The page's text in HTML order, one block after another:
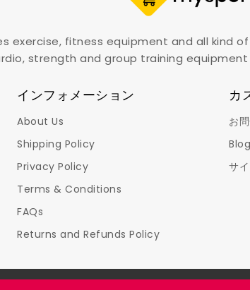
exercise, fitness equipment and all kind
strength and group training
インフォメーション
About Us
Shipping Policy
Privacy Policy
Terms & Conditions
FAQs
Returns and Refunds Policy
カ
お
Blog
サ